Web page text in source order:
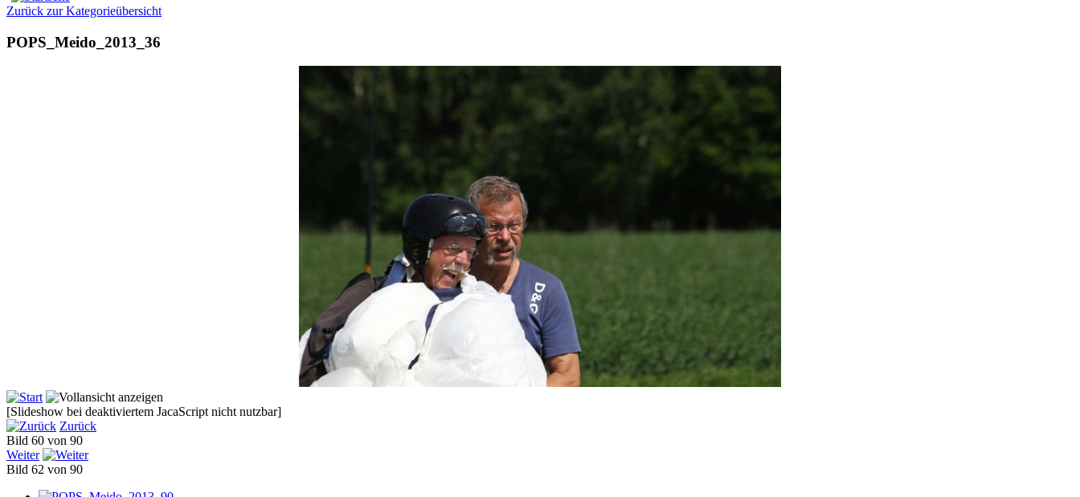
Zurück zur Kategorieübersicht
POPS_Meido_2013_36
[Slideshow bei deaktiviertem JacaScript nicht nutzbar]
Zurück
Bild 60 von 90
Weiter
Bild 62 von 90